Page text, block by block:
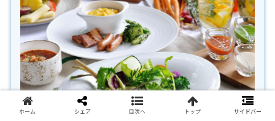
ホーム シェア 目次へ トップ サイドバー